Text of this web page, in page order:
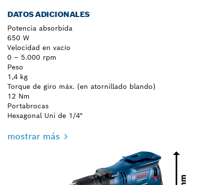
DATOS ADICIONALES
Potencia absorbida
650 W
Velocidad en vacío
0 – 5.000 rpm
Peso
1,4 kg
Torque de giro máx. (en atornillado blando)
12 Nm
Portabrocas
Hexagonal Uni de 1/4"
mostrar más